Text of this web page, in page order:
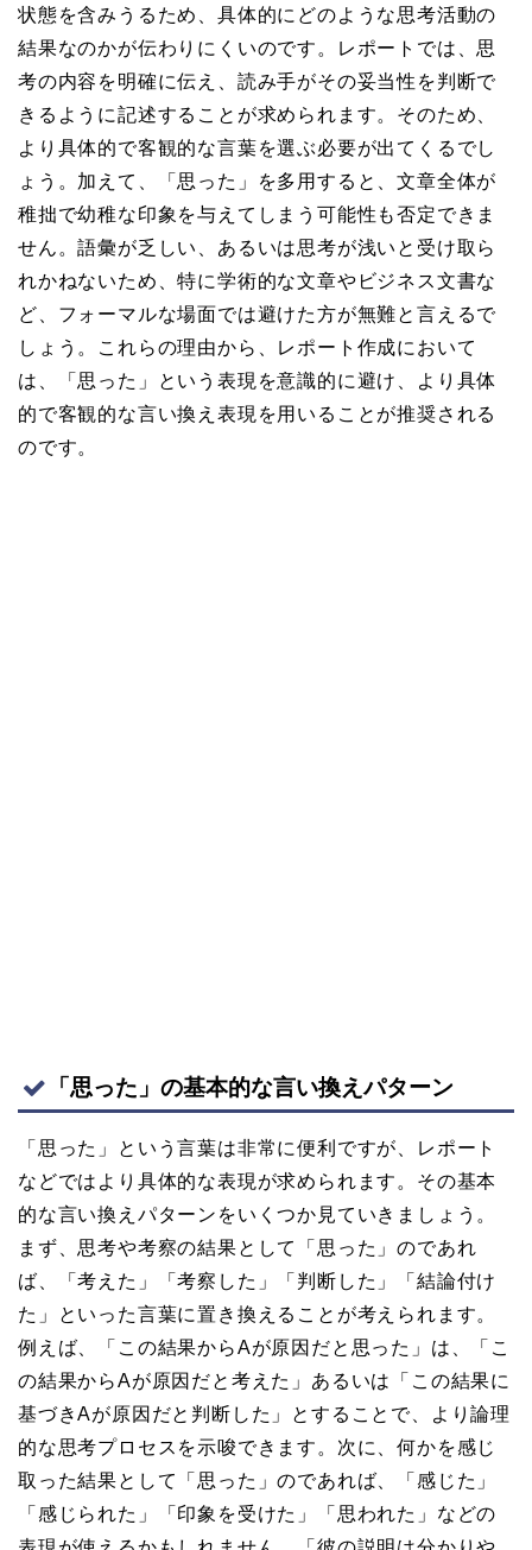
状態を含みうるため、具体的にどのような思考活動の
結果なのかが伝わりにくいのです。レポートでは、思
考の内容を明確に伝え、読み手がその妥当性を判断で
きるように記述することが求められます。そのため、
より具体的で客観的な言葉を選ぶ必要が出てくるでし
ょう。加えて、「思った」を多用すると、文章全体が
稚拙で幼稚な印象を与えてしまう可能性も否定できま
せん。語彙が乏しい、あるいは思考が浅いと受け取ら
れかねないため、特に学術的な文章やビジネス文書な
ど、フォーマルな場面では避けた方が無難と言えるで
しょう。これらの理由から、レポート作成において
は、「思った」という表現を意識的に避け、より具体
的で客観的な言い換え表現を用いることが推奨される
のです。
「思った」の基本的な言い換えパターン
「思った」という言葉は非常に便利ですが、レポート
などではより具体的な表現が求められます。その基本
的な言い換えパターンをいくつか見ていきましょう。
まず、思考や考察の結果として「思った」のであれ
ば、「考えた」「考察した」「判断した」「結論付け
た」といった言葉に置き換えることが考えられます。
例えば、「この結果からAが原因だと思った」は、「こ
の結果からAが原因だと考えた」あるいは「この結果に
基づきAが原因だと判断した」とすることで、より論理
的な思考プロセスを示唆できます。次に、何かを感じ
取った結果として「思った」のであれば、「感じた」
「感じられた」「印象を受けた」「思われた」などの